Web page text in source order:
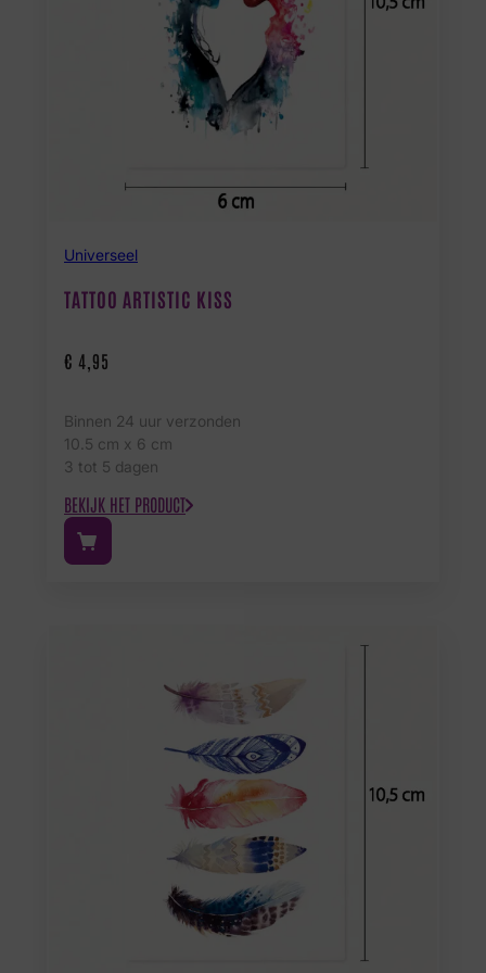
Universeel
TATTOO ARTISTIC KISS
€ 4,95
Binnen 24 uur verzonden
10.5 cm x 6 cm
3 tot 5 dagen
BEKIJK HET PRODUCT